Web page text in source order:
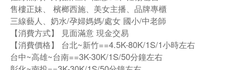
售樓正妹、 檳榔西施、美女主播、品牌專櫃
三線藝人、奶水/孕婦媽媽/處女 國小/中老師
【消費方式】 見面滿意 現金交易
【消費價格】 台北~新竹==4.5K-80K/1S/1小時左右
台中~高雄~台南==3K-30K/1S/50分鐘左右